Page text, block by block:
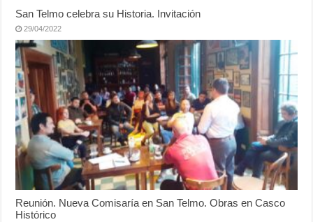
San Telmo celebra su Historia. Invitación
29/04/2022
Reunión. Nueva Comisaría en San Telmo. Obras en Casco
Histórico